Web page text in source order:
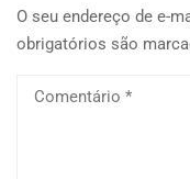
O seu endereço de e-
obrigatórios são